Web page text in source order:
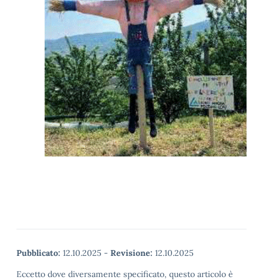
Pubblicato: 12.10.2025 - Revisione: 12.10.2025
Eccetto dove diversamente specificato, questo articolo è